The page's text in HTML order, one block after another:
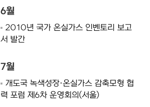
6월
2010년 국가 온실가스 인벤토리 보고
서 발간
7월
개도국 녹색성장·온실가스 감축모형 협
력 포럼 제6차 운영회의(서울)